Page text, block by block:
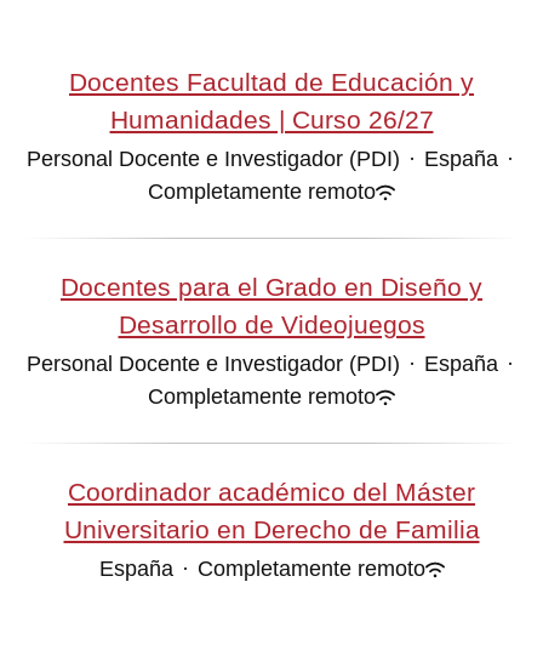
Docentes Facultad de Educación y
Humanidades | Curso 26/27
Personal Docente e Investigador (PDI) · España ·
Completamente remoto
Docentes para el Grado en Diseño y
Desarrollo de Videojuegos
Personal Docente e Investigador (PDI) · España ·
Completamente remoto
Coordinador académico del Máster
Universitario en Derecho de Familia
España · Completamente remoto